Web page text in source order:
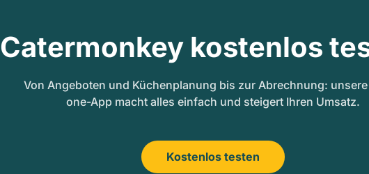
Catermonkey kostenlos
Von Angeboten und Küchenplanung bis zur Abrechnung:
one-App macht alles einfach und steigert Ihren Umsatz.
Kostenlos testen